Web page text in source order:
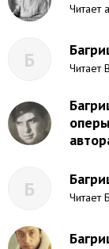
Читает
Б Читает
Б Читает